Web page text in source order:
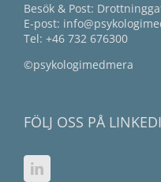
Besök & Post:
E-post:
Tel: +46 732 676300
©psykologimedmera
FÖLJ OSS PÅ